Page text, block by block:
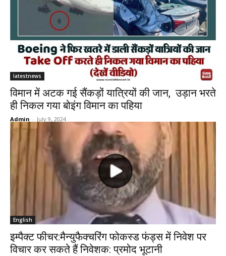
latestnews
विमान में अटक गई सैंकड़ों यात्रियों की जान, उड़ान भरते
ही निकल गया बोइंग विमान का पहिया
Admin - July 9, 2024
English
इम्पैक्ट फीचर:मैन्युफैक्चरिंग फोकस्ड फंड्स में निवेश पर
विचार कर सकते हैं निवेशक: प्रमोद भूटानी